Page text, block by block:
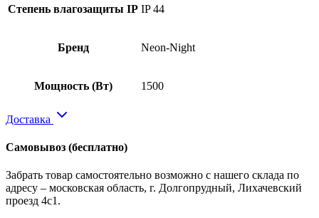
Степень влагозащиты IP IP 44
Бренд Neon-Night
Мощность (Вт) 1500
Доставка
Самовывоз (бесплатно)
Забрать товар самостоятельно возможно с нашего склада по
адресу – московская область, г. Долгопрудный, Лихачевский
проезд 4с1.